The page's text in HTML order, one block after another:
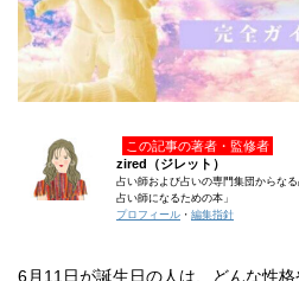
この記事の著者・監修者
zired（ジレット）
占い師および占いの専門集団からな
占い師になるための本」
プロフィール ・ 編集指針
6月11日が誕生日の人は、どんな性